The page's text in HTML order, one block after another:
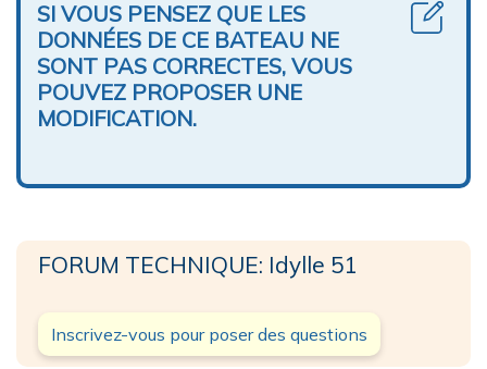
SI VOUS PENSEZ QUE LES
DONNÉES DE CE BATEAU NE
SONT PAS CORRECTES, VOUS
POUVEZ PROPOSER UNE
MODIFICATION.
FORUM TECHNIQUE: Idylle 51
Inscrivez-vous pour poser des questions